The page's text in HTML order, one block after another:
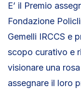
E’ il Premio
Fondazione
Gemelli IRCCS e
scopo curativo e
visionare una
assegnare il loro